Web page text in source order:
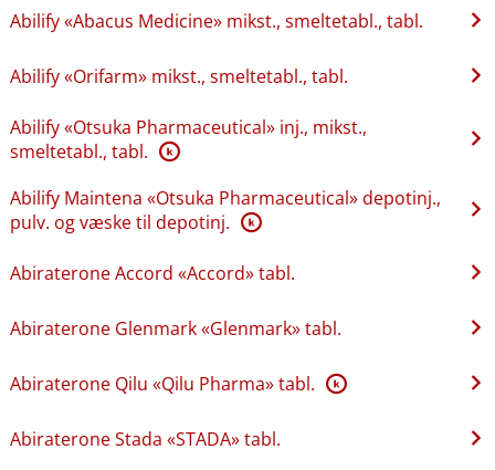
Abilify «Abacus Medicine» mikst., smeltetabl., tabl.
Abilify «Orifarm» mikst., smeltetabl., tabl.
Abilify «Otsuka Pharmaceutical» inj., mikst.,
smeltetabl., tabl. K
Abilify Maintena «Otsuka Pharmaceutical» depotinj.,
pulv. og væske til depotinj. K
Abiraterone Accord «Accord» tabl.
Abiraterone Glenmark «Glenmark» tabl.
Abiraterone Qilu «Qilu Pharma» tabl. K
Abiraterone Stada «STADA» tabl.